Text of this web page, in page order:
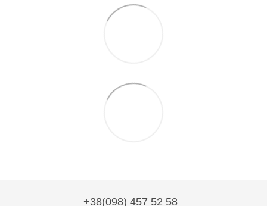
+38(098) 457 52 58